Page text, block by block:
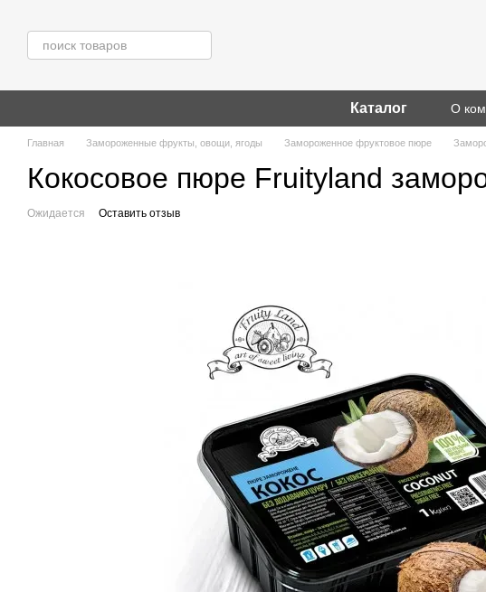
Каталог О
Главная Замороженные фрукты, овощи, ягоды Замороженное фруктовое пюре
Кокосовое пюре Fruityland
Ожидается Оставить отзыв